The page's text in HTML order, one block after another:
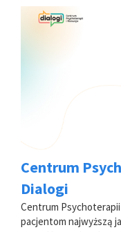
Centrum
Dialogi
Centrum
pacjentom najwyższą